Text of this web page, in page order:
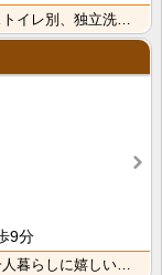
9分
徒歩圏に充実の商店街★設備充実マンション！一人暮らしに嬉しいバストイレ別、独立洗面台、たっぷり収納が･･･